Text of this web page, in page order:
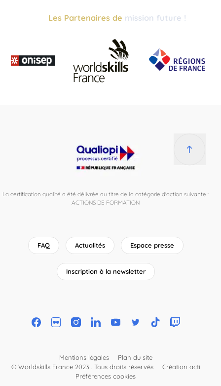
Les Partenaires de mission future !
La certification qualité a été délivrée au titre de la catégorie d'action suivante :
ACTIONS DE FORMATION
FAQ Actualités Espace presse
Inscription à la newsletter
Mentions légales
Plan du site
© Worldskills France 2023 . Tous droits réservés
Création acti
Préférences cookies